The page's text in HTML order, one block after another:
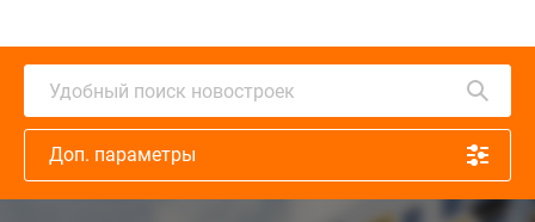
Удобный поиск новостроек
Доп. параметры